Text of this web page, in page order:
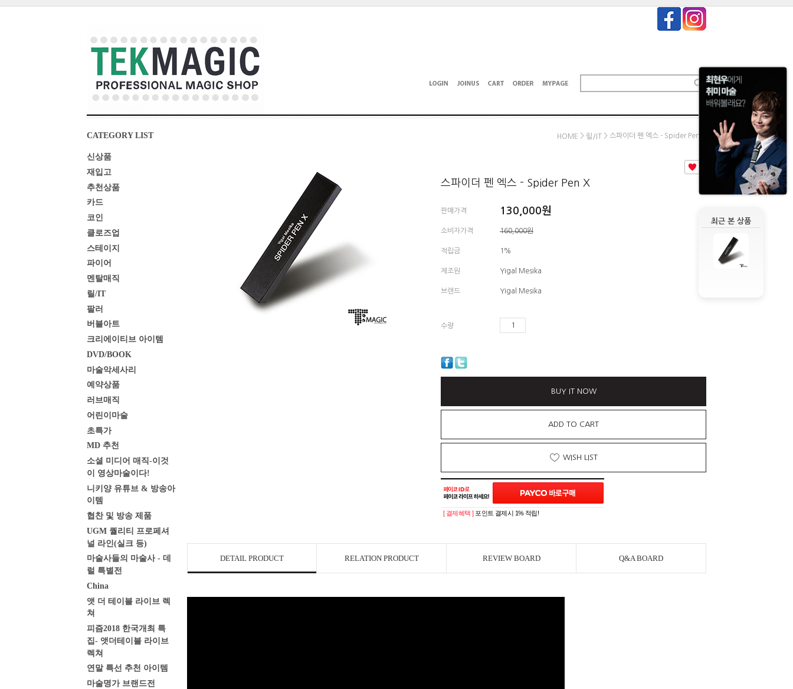
최근 본 상품
CATEGORY LIST
신상품
재입고
추천상품
카드
코인
클로즈업
스테이지
파이어
멘탈매직
릴/IT
팔러
버블아트
크리에이티브 아이템
DVD/BOOK
마술악세사리
예약상품
러브매직
어린이마술
초특가
MD 추천
소셜 미디어 매직-이것
이 영상마술이다!
니키양 유튜브 & 방송아
이템
협찬 및 방송 제품
UGM 퀄리티 프로페셔
널 라인(실크 등)
마술사들의 마술사 - 데
럴 특별전
China
앳 더 테이블 라이브 렉
쳐
피즘2018 한국개최 특
집- 앳더테이블 라이브
렉쳐
연말 특선 추천 아이템
마술명가 브랜드전
HOME > 릴/IT > 스파이더 펜 엑스 - Spider Pen X
스파이더 펜 엑스 - Spider Pen X
판매가격 130,000원
소비자가격 160,000원
적립금 1%
제조원 Yigal Mesika
브랜드 Yigal Mesika
수량
BUY IT NOW
ADD TO CART
WISH LIST
[ 결제혜택 ] 포인트 결제시 1% 적립!
DETAIL PRODUCT RELATION PRODUCT REVIEW BOARD Q&A BOARD